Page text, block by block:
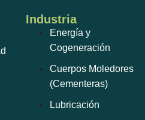
Industria
Energía y
Cogeneración
Cuerpos Moledores
(Cementeras)
Lubricación